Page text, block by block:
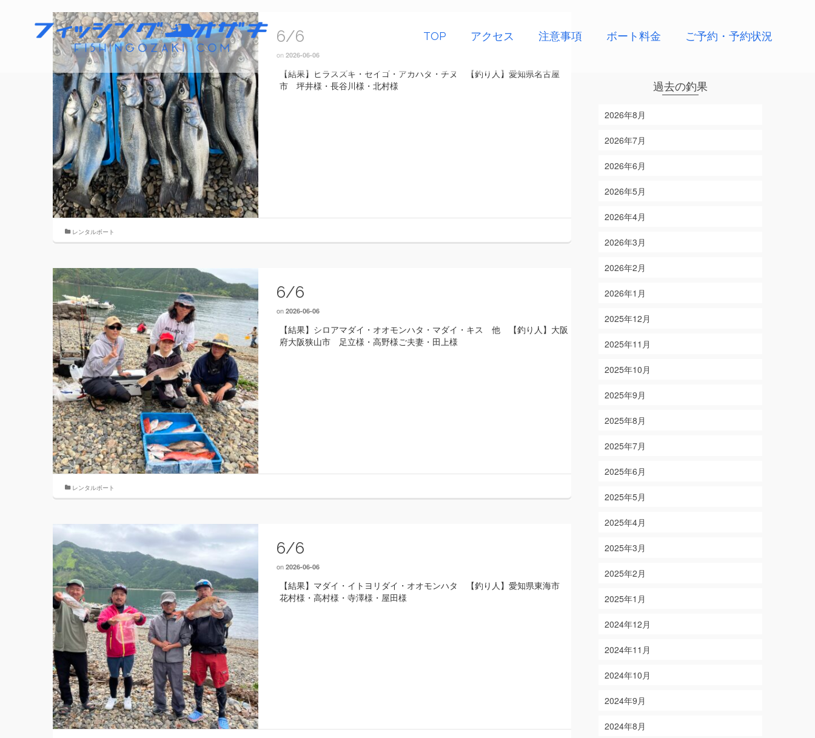
TOP アクセス 注意事項 ボート料金 ご予約・予約状況
6/6
on 2026-06-06
【結果】ヒラスズキ・セイゴ・アカハタ・チヌ 【釣り人】愛知県名古屋
市 坪井様・長谷川様・北村様
レンタルボート
6/6
on 2026-06-06
【結果】シロアマダイ・オオモンハタ・マダイ・キス 他 【釣り人】大阪
府大阪狭山市 足立様・高野様ご夫妻・田上様
レンタルボート
6/6
on 2026-06-06
【結果】マダイ・イトヨリダイ・オオモンハタ 【釣り人】愛知県東海市
花村様・高村様・寺澤様・屋田様
過去の釣果
2026年8月
2026年7月
2026年6月
2026年5月
2026年4月
2026年3月
2026年2月
2026年1月
2025年12月
2025年11月
2025年10月
2025年9月
2025年8月
2025年7月
2025年6月
2025年5月
2025年4月
2025年3月
2025年2月
2025年1月
2024年12月
2024年11月
2024年10月
2024年9月
2024年8月